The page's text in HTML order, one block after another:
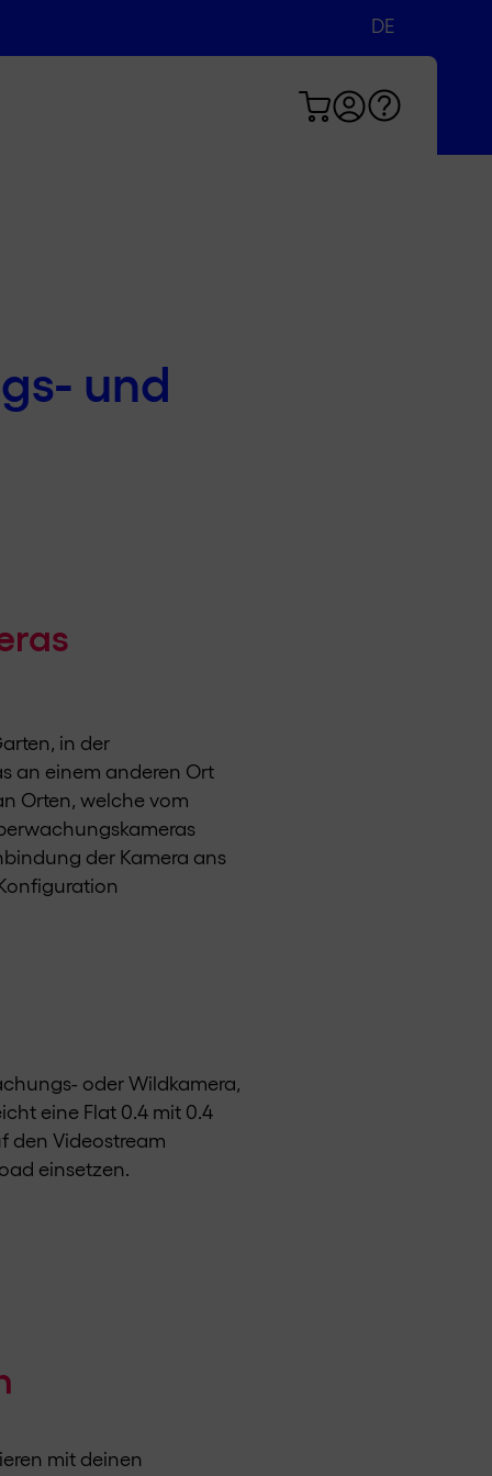
DE
EN
FR
und
in der
an einem anderen Ort
Orten, welche vom
der Kamera ans
oder Wildkamera,
eine Flat 0.4 mit 0.4
den Videostream
einsetzen.
mit deinen